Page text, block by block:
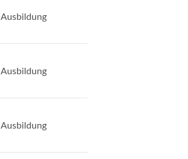
Ausbildung
Ausbildung
Ausbildung